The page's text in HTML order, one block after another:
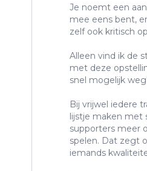
Je noemt een
mee eens bent,
zelf ook kritisch
Alleen vind ik de
met deze
snel mogelijk
Bij vrijwel iedere
lijstje maken met
supporters meer
spelen. Dat zegt
iemands